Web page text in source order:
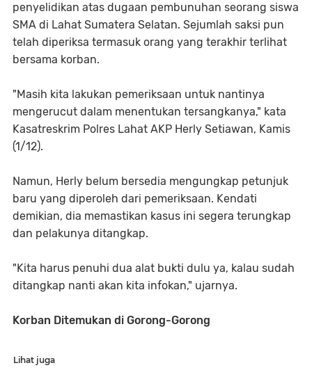
penyelidikan atas dugaan pembunuhan seorang siswa
SMA di Lahat Sumatera Selatan. Sejumlah saksi pun
telah diperiksa termasuk orang yang terakhir terlihat
bersama korban.
"Masih kita lakukan pemeriksaan untuk nantinya
mengerucut dalam menentukan tersangkanya," kata
Kasatreskrim Polres Lahat AKP Herly Setiawan, Kamis
(1/12).
Namun, Herly belum bersedia mengungkap petunjuk
baru yang diperoleh dari pemeriksaan. Kendati
demikian, dia memastikan kasus ini segera terungkap
dan pelakunya ditangkap.
"Kita harus penuhi dua alat bukti dulu ya, kalau sudah
ditangkap nanti akan kita infokan," ujarnya.
Korban Ditemukan di Gorong-Gorong
Lihat juga